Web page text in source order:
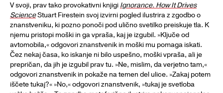
V svoji, prav tako provokativni knjigi Ignorance. How It Drives
ScienceStuart Firestein svoj izvirni pogled ilustrira z zgodbo o
znanstveniku, ki pozno ponoči pod ulično svetilko preiskuje tla. K
njemu pristopi moški in ga vpraša, kaj je izgubil. »Ključe od
avtomobila,« odgovori znanstvenik in moški mu pomaga iskati.
Čez nekaj časa, ko iskanje ni bilo uspešno, moški vpraša, ali je
prepričan, da jih je izgubil prav tu. »Ne, mislim, da verjetno tam,«
odgovori znanstvenik in pokaže na temen del ulice. »Zakaj potem
iščete tukaj?« »No,« odgovori znanstvenik, »tukaj je svetloba